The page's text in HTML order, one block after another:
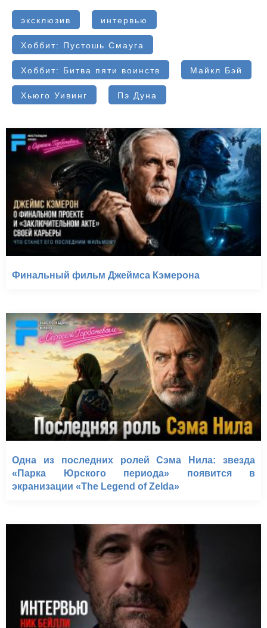
эксклюзив интервью
Хоббит: Пустошь Смауга
Хоббит: Битва пяти воинств Майкл Бэй
Хьюго Уивинг Пэ Дуна
Финальный фильм Джеймса Кэмерона
Одна из последних ролей Сэма Нила: звезда
«Парка Юрского периода» появится в
экранизации «The Legend of Zelda»